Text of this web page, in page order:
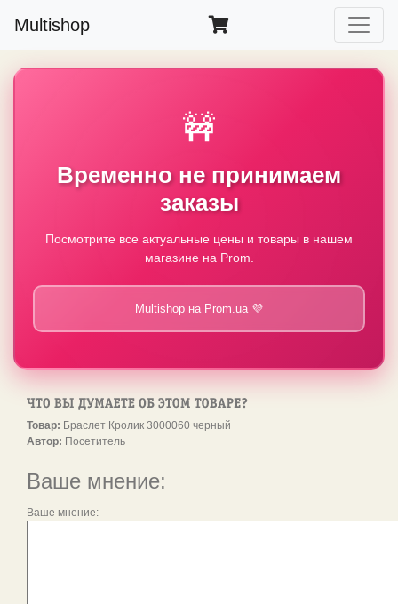
Multishop
🚧
Временно не принимаем
заказы
Посмотрите все актуальные цены и товары в нашем
магазине на Prom.
Multishop на Prom.ua 💜
Товар: Браслет Кролик 3000060 черный
Автор: Посетитель
Ваше мнение:
Ваше мнение: